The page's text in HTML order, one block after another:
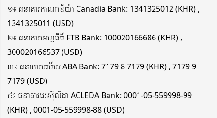
១៖ ធនាគារកាណាឌីយ៉ា Canadia Bank: 1341325012 (KHR) ,
1341325011 (USD)
២​៖ ធនាគារអេហ្វធីប៊ី FTB Bank: 100020166686 (KHR) ,
300020166537 (USD)
៣៖ ធនាគារអេប៊ីអេ ABA Bank: 7179 8 7179 (KHR) , 7179 9
7179 (USD)
៤​៖ ធនាគារអេស៊ីលីដា ACLEDA Bank: 0001-05-559998-99
(KHR) , 0001-05-559998-88 (USD)